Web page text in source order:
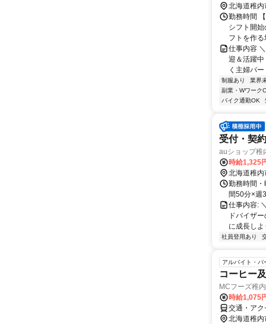
北海道稚内
勤務時間
シフト開
フトを作
仕事内容
迎＆活躍
く主婦パ
制服あり
業界
副業・Wワーク
バイク通勤OK
受付・契
auショップ稚
時給1,325
北海道稚内
勤務時間
間50分×
仕事内容:
ドバイザ
に成長し
社員登用あり
アルバイト・パ
コーヒー
MCフーズ稚
時給1,075
交通・ア
北海道稚内